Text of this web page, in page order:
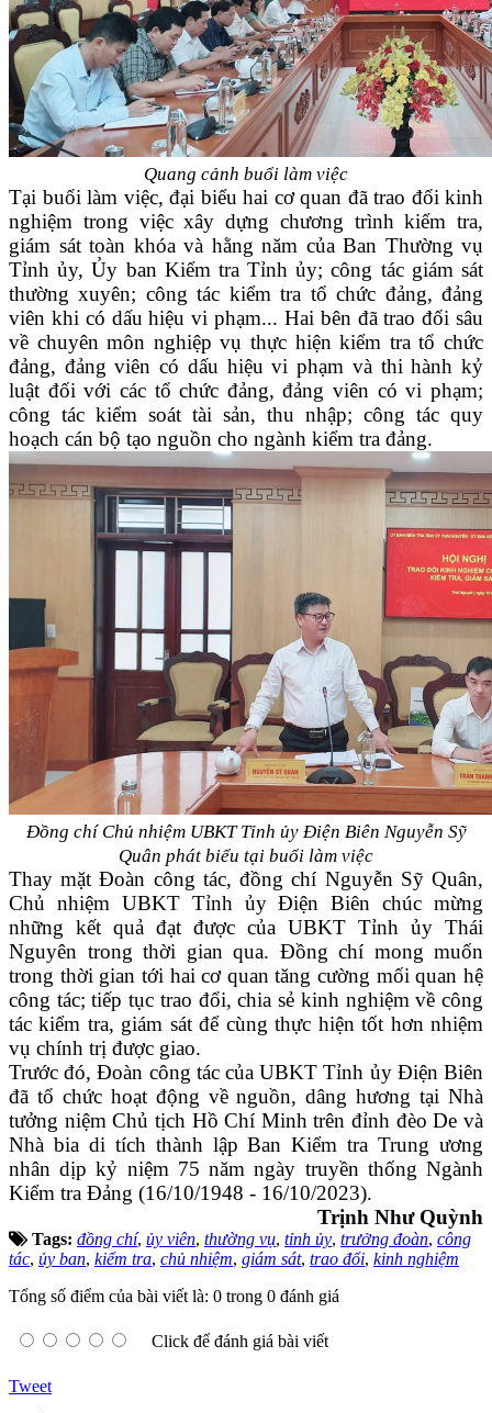
Quang cảnh buổi làm việc
Tại buổi làm việc, đại biểu hai cơ quan đã trao đổi kinh
nghiệm trong việc xây dựng chương trình kiểm tra,
giám sát toàn khóa và hằng năm của Ban Thường vụ
Tỉnh ủy, Ủy ban Kiểm tra Tỉnh ủy; công tác giám sát
thường xuyên; công tác kiểm tra tổ chức đảng, đảng
viên khi có dấu hiệu vi phạm... Hai bên đã trao đổi sâu
về chuyên môn nghiệp vụ thực hiệnkiểm tra tổ chức
đảng, đảng viên có dấu hiệu vi phạm và thi hành kỷ
luật đối với các tổ chức đảng, đảng viên có vi phạm;
công tác kiểm soát tài sản, thu nhập; công tác quy
hoạch cán bộ tạo nguồn cho ngành kiểm tra đảng.
Đồng chí Chủ nhiệm UBKT Tỉnh ủy Điện Biên Nguyễn Sỹ
Quân phát biểu tại buổi làm việc
Thay mặt Đoàn công tác, đồng chí Nguyễn Sỹ Quân,
Chủ nhiệm UBKT Tỉnh ủy Điện Biên chúc mừng
những kết quả đạt được của UBKT Tỉnh ủy Thái
Nguyên trong thời gian qua. Đồng chí mong muốn
trong thời gian tới hai cơ quan tăng cường mối quan hệ
công tác; tiếp tục trao đổi, chia sẻ kinh nghiệm về công
tác kiểm tra, giám sát để cùng thực hiện tốt hơn nhiệm
vụ chính trị được giao.
Trước đó, Đoàn công tác của UBKT Tỉnh ủy Điện Biên
đã tổ chức hoạt động về nguồn, dâng hương tại Nhà
tưởng niệm Chủ tịch Hồ Chí Minh trên đỉnh đèo De và
Nhà bia di tích thành lập Ban Kiểm tra Trung ương
nhân dịp kỷ niệm 75 năm ngày truyền thống Ngành
Kiểm tra Đảng (16/10/1948 - 16/10/2023).
Trịnh Như Quỳnh
Tags: đồng chí, ủy viên, thường vụ, tỉnh ủy, trưởng đoàn, công
tác, ủy ban, kiểm tra, chủ nhiệm, giám sát, trao đổi, kinh nghiệm
Tổng số điểm của bài viết là: 0 trong 0 đánh giá
Click để đánh giá bài viết
Tweet